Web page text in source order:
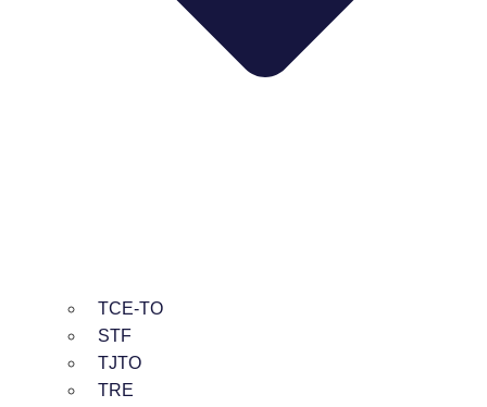
TCE-TO
STF
TJTO
TRE